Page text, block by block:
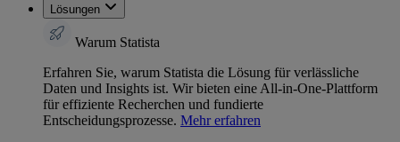
Lösungen
Warum Statista
Erfahren Sie, warum Statista die Lösung für verlässliche
Daten und Insights ist. Wir bieten eine All-in-One-Plattform
für effiziente Recherchen und fundierte
Entscheidungsprozesse. Mehr erfahren